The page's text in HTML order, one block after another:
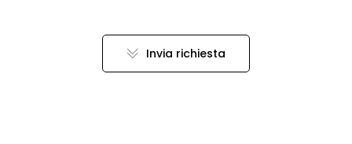
Invia richiesta